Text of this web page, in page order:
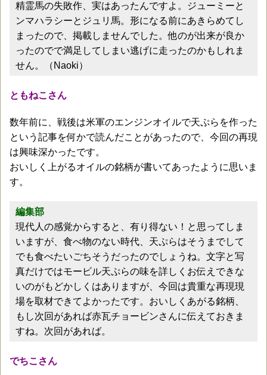
精霊馬の失敗作、実はあったんですよ。ジューミーと
ンマハラシーとジュリ馬。形になる前にあきらめてし
まったので、掲載しませんでした。他のが出来が良か
ったのでで満足してしまい逃げに走ったのかもしれま
せん。（Naoki）
ともねこさん
数年前に、戦後は米軍のエンジンオイルで天ぷらを作った
という記事を何かで読んだことがあったので、今回の再現
は興味深かったです。
おいしく上がるオイルの銘柄が書いてあったように思いま
す。
編集部
現代人の感覚からすると、有り得ない！と思ってしま
いますが、食べ物のない時代、天ぷらはそうまでして
でも食べたいごちそうだったのでしょうね。文字と写
真だけではモービル天ぷらの味を詳しくお伝えできな
いのがもどかしくはありますが、今回は貴重な再現現
場を取材できてよかったです。おいしくあがる銘柄、
もし次回があれば赤瓦チョービンさんに伝えておきま
すね。次回があれば。
でちこさん